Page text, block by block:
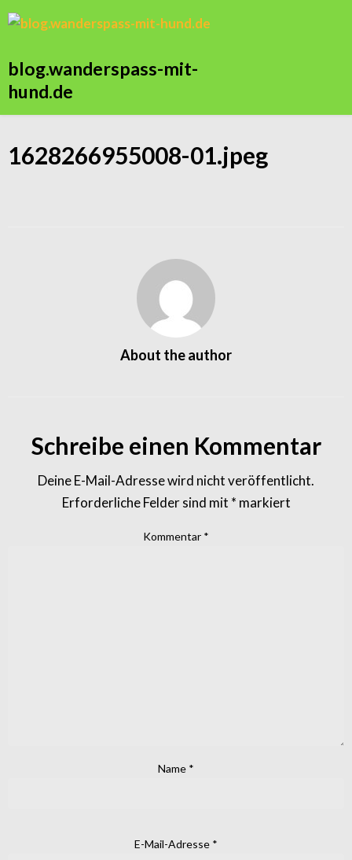
blog.wanderspass-mit-
hund.de
1628266955008-01.jpeg
About the author
Schreibe einen Kommentar
Deine E-Mail-Adresse wird nicht veröffentlicht.
Erforderliche Felder sind mit * markiert
Kommentar *
Name *
E-Mail-Adresse *